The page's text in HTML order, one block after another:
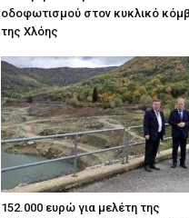
οδοφωτισμού στον κυκλικό
της Χλόης
152.000 ευρώ για μελέτη της